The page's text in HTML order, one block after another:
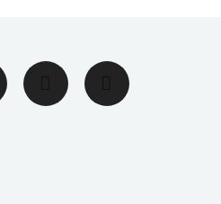
FacebookTwitter Instagram